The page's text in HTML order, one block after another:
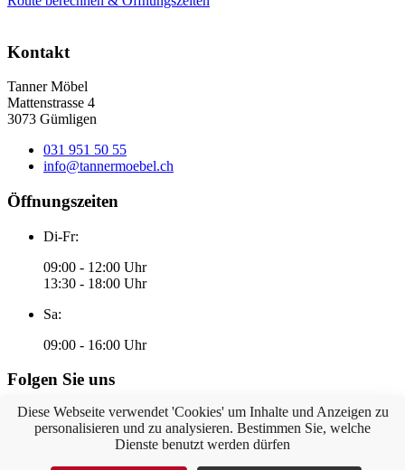
Diese Webseite verwendet 'Cookies' um Inhalte und Anzeigen zu
personalisieren und zu analysieren. Bestimmen Sie, welche
Dienste benutzt werden dürfen
Kontakt
Tanner Möbel
Mattenstrasse 4
3073 Gümligen
031 951 50 55
info@tannermoebel.ch
Öffnungszeiten
Di-Fr:
09:00 - 12:00 Uhr
13:30 - 18:00 Uhr
Sa:
09:00 - 16:00 Uhr
Folgen Sie uns